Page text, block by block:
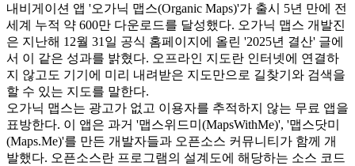
내비게이션 앱 '오가닉 맵스(Organic Maps)'가 출시 5년 만에 전
세계 누적 약 600만 다운로드를 달성했다. 오가닉 맵스 개발진
은 지난해 12월 31일 공식 홈페이지에 올린 '2025년 결산' 글에
서 이 같은 성과를 밝혔다. 오프라인 지도란 인터넷에 연결하
지 않고도 기기에 미리 내려받은 지도만으로 길찾기와 검색을
할 수 있는 지도를 말한다.
오가닉 맵스는 광고가 없고 이용자를 추적하지 않는 무료 앱을
표방한다. 이 앱은 과거 '맵스위드미(MapsWithMe)', '맵스닷미
(Maps.Me)'를 만든 개발자들과 오픈소스 커뮤니티가 함께 개
발했다. 오픈소스란 프로그램의 설계도에 해당하는 소스 코드